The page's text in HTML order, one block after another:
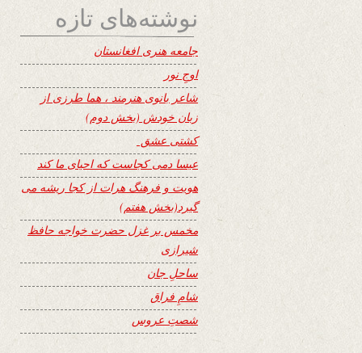
نوشته‌های تازه
جامعه هنری افغانستان
اوجِ نور
شاعر بانوی هنرمند ، هما طرزی از
زبان خودش (بخش دوم)
کشتی عشق
عیسا دمی کجاست که احیای ما کند
هویت و فرهنگ هرات از کجا ریشه می
گیرد(بخش هفتم)
مخمس بر غزل حضرت خواجه حافظ
شیرازی
ساحلِ جان
شامِ فراق
شصتِ عروس